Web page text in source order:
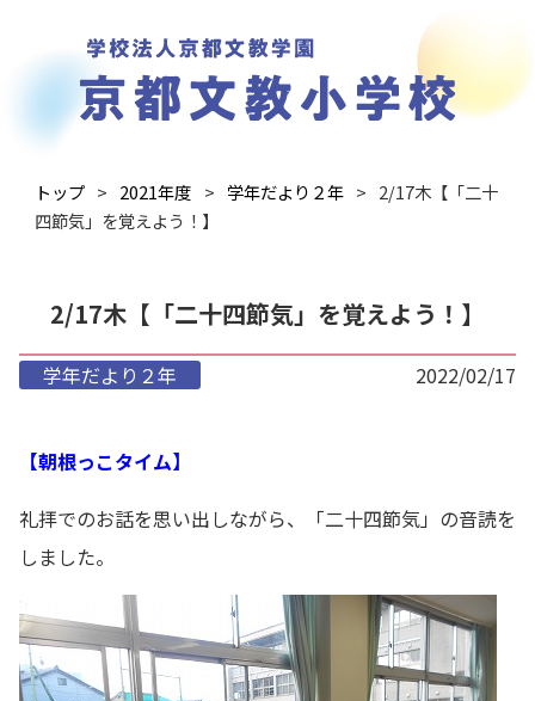
トップ 2021年度 学年だより２年
2/17木【「二十
四節気」を覚えよう！】
2/17木【「二十四節気」を覚えよう！】
学年だより２年 2022/02/17
【朝根っこタイム】
礼拝でのお話を思い出しながら、「二十四節気」の音読を
しました。